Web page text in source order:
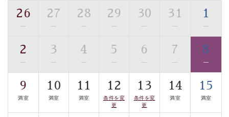
・朝食はこだわりの味噌汁をはじめとした和定食
自家源泉「美翠源泉」は酸化の進みが遅く新鮮で若返り
の効果が高い、極めて希有な源泉です。身も心も癒され
るご入浴をお愉しみください。
■お座敷風呂（大浴場）
温泉の成分に合わせ、防菌防カビの特殊素材の畳を使
用。 足元が柔らかく、そして滑りにくい畳のお風呂で
26
—
27
—
28
—
29
—
30
—
31
—
1
—
2
—
3
—
4
—
5
—
6
—
7
—
8
—
9
満室
10
満室
11
満室
12
条件を変
更
13
条件を変
更
14
満室
15
満室